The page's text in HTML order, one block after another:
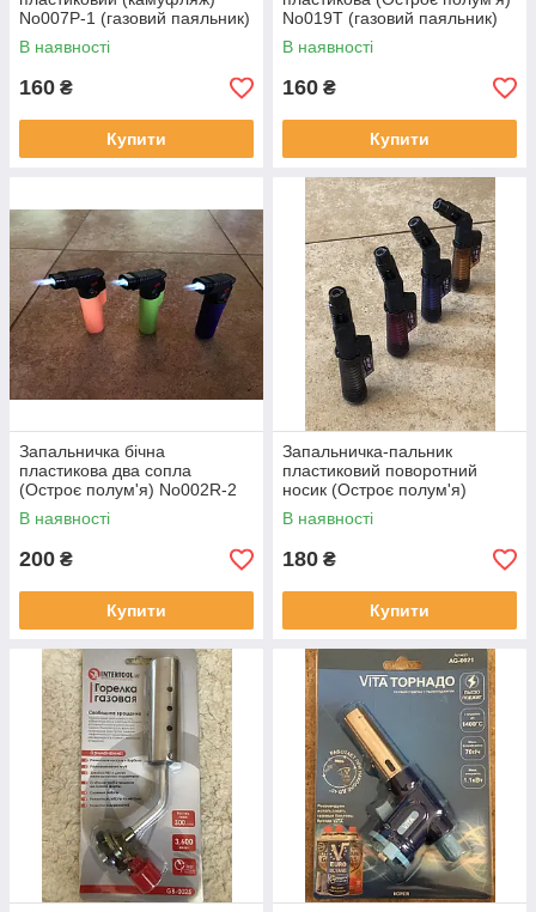
No007P-1 (газовий паяльник)
заправляється, CHINA
В наявності
160 ₴
Купити
No019T (газовий паяльник)
заправляється, CHINA
В наявності
160 ₴
Купити
Запальничка бічна
пластикова два сопла
(Остроє полум'я) No002R-2
(пальник, газовий паяльник)
заправляється, CHINA
В наявності
200 ₴
Купити
Запальничка-пальник
пластиковий поворотний
носик (Остроє полум'я)
No205 В (газовий паяльник)
заправляється, CHINA
В наявності
180 ₴
Купити